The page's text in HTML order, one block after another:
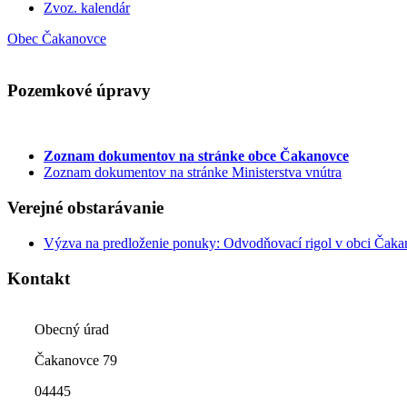
Zvoz. kalendár
Obec Čakanovce
Pozemkové úpravy
Zoznam dokumentov na stránke obce Čakanovce
Zoznam dokumentov na stránke Ministerstva vnútra
Verejné obstarávanie
Výzva na predloženie ponuky: Odvodňovací rigol v obci
Kontakt
Obecný úrad
Čakanovce 79
04445